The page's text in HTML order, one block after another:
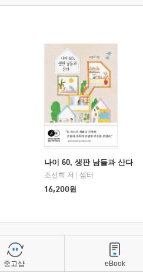
나이 60, 생판 남들과 산다
조선희 저
샘터
16,200원
중고샵 eBook